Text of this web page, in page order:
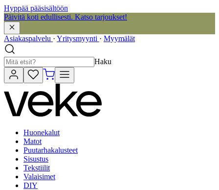
Hyppää pääsisältöön
Päivitä koti edullisesti. Katso tarjoukset!
Asiakaspalvelu · Yritysmyynti · Myymälät
Haku
Huonekalut
Matot
Puutarhakalusteet
Sisustus
Tekstiilit
Valaisimet
DIY